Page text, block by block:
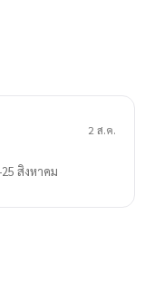
สิงหาคม
2 ส.ค.